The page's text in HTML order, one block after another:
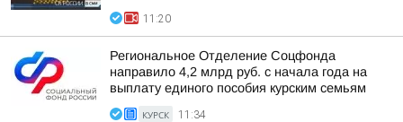
11:20
Региональное Отделение Соцфонда
направило 4,2 млрд руб. с начала года на
выплату единого пособия курским семьям
КУРСК 11:34